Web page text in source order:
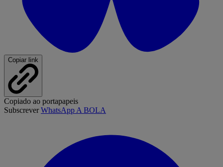
Copiar link
Copiado ao portapapeis
SubscreverWhatsApp A BOLA